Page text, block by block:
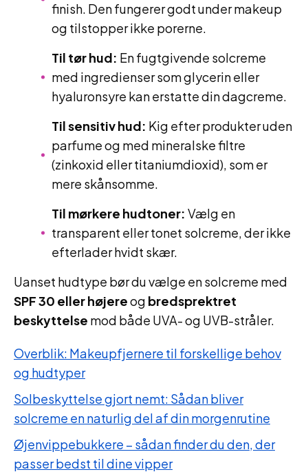
finish. Den fungerer godt under makeup
og tilstopper ikke porerne.
Til tør hud: En fugtgivende solcreme
med ingredienser som glycerin eller
hyaluronsyre kan erstatte din dagcreme.
Til sensitiv hud: Kig efter produkter uden
parfume og med mineralske filtre
(zinkoxid eller titaniumdioxid), som er
mere skånsomme.
Til mørkere hudtoner: Vælg en
transparent eller tonet solcreme, der ikke
efterlader hvidt skær.
Uanset hudtype bør du vælge en solcreme med
SPF 30 eller højereog bredsprektret
beskyttelse mod både UVA- og UVB-stråler.
Overblik: Makeupfjernere til forskellige behov
og hudtyper
Solbeskyttelse gjort nemt: Sådan bliver
solcreme en naturlig del af din morgenrutine
Øjenvippebukkere – sådan finder du den, der
passer bedst til dine vipper